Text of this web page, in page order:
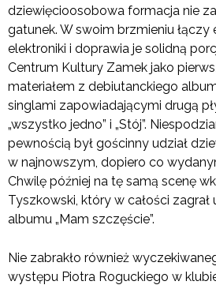
dziewięcioosobowa formacja nie
gatunek. W swoim brzmieniu łączy
elektroniki i doprawia je solidną
Centrum Kultury Zamek jako
materiałem z debiutanckiego
singlami zapowiadającymi drugą
„wszystko jedno” i „Stój”.
pewnością był gościnny udział
w najnowszym, dopiero co
Chwilę później na tę samą scenę
Tyszkowski, który w całości
albumu „Mam szczęście”.
Nie zabrakło również
występu Piotra Roguckiego w